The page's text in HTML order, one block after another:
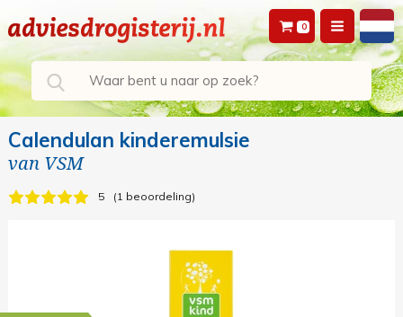
0
Calendulan kinderemulsie
van VSM
5 1 beoordeling